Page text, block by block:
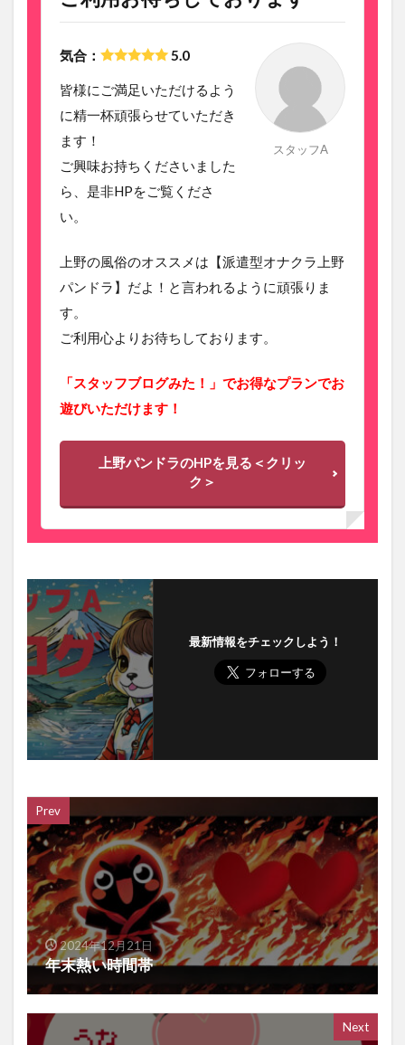
スタッフA
気合： 5.0
皆様にご満足いただけるよう
に精一杯頑張らせていただき
ます！
ご興味お持ちくださいました
ら、是非HPをご覧くださ
い。
上野の風俗のオススメは【派遣型オナクラ上野
パンドラ】だよ！と言われるように頑張りま
す。
ご利用心よりお待ちしております。
「スタッフブログみた！」でお得なプランでお
遊びいただけます！
上野パンドラのHPを見る＜クリッ
ク＞
最新情報をチェックしよう！
Prev
2024年12月21日
年末熱い時間帯
Next